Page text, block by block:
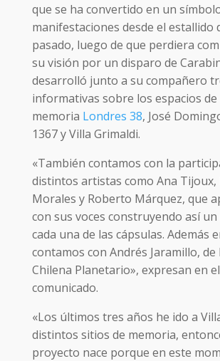
que se ha convertido en un
manifestaciones desde el estallido
pasado, luego de que perdiera
su visión por un disparo de
desarrolló junto a su compañero
informativas sobre los espacios de
memoria Londres 38, José
1367 y Villa Grimaldi.
«También contamos con la
distintos artistas como Ana Tijoux,
Morales y Roberto Márquez, que
con sus voces construyendo así
cada una de las cápsulas. Además
contamos con Andrés Jaramillo, de
Chilena Planetario», expresan en el
comunicado.
«Los últimos tres años he ido a
distintos sitios de memoria,
proyecto nace porque en este